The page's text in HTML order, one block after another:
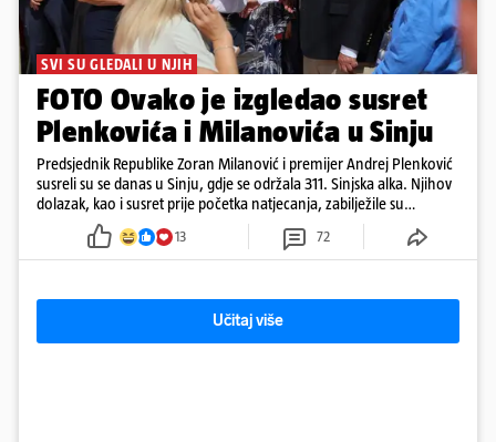
SVI SU GLEDALI U NJIH
FOTO Ovako je izgledao susret
Plenkovića i Milanovića u Sinju
Predsjednik Republike Zoran Milanović i premijer Andrej Plenković
susreli su se danas u Sinju, gdje se održala 311. Sinjska alka. Njihov
dolazak, kao i susret prije početka natjecanja, zabilježile su
kamere. Uz Milanovića i Plenkovića, na Alku su stigli i predsjednik
Hrvatskog sabora Gordan Jandroković, sinjski gradonačelnik Miro
Bulj, zagrebački gradonačelnik Tomislav Tomašević te dubrovački
13 72
Učitaj više